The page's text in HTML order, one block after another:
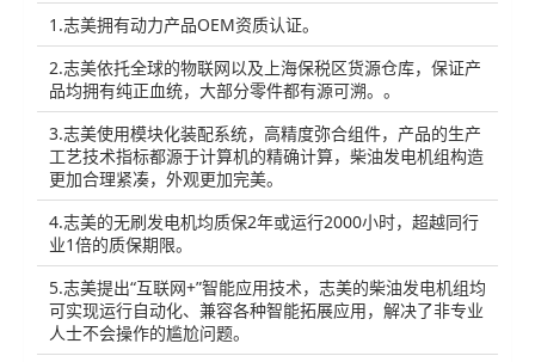
1.志美拥有动力产品OEM资质认证。
2.志美依托全球的物联网以及上海保税区货源仓库，保证产
品均拥有纯正血统，大部分零件都有源可溯。。
3.志美使用模块化装配系统，高精度弥合组件，产品的生产
工艺技术指标都源于计算机的精确计算，柴油发电机组构造
更加合理紧凑，外观更加完美。
4.志美的无刷发电机均质保2年或运行2000小时，超越同行
业1倍的质保期限。
5.志美提出“互联网+”智能应用技术，志美的柴油发电机组均
可实现运行自动化、兼容各种智能拓展应用，解决了非专业
人士不会操作的尴尬问题。